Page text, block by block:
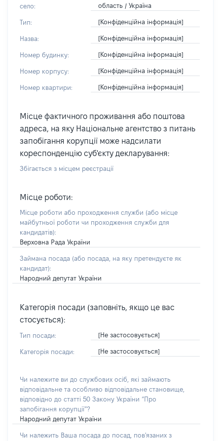
село:
область / Україна
Тип: [Конфіденційна інформація]
Назва: [Конфіденційна інформація]
Номер будинку: [Конфіденційна інформація]
Номер корпусу: [Конфіденційна інформація]
Номер квартири: [Конфіденційна інформація]
Місце фактичного проживання або поштова
адреса, на яку Національне агентство з питань
запобігання корупції може надсилати
кореспонденцію суб'єкту декларування:
Збігається з місцем реєстрації
Місце роботи:
Місце роботи або проходження служби (або місце
майбутньої роботи чи проходження служби для
кандидатів):
Верховна Рада України
Займана посада (або посада, на яку претендуєте як
кандидат):
Народний депутат України
Категорія посади (заповніть, якщо це вас
стосується):
Тип посади: [Не застосовується]
Категорія посади: [Не застосовується]
Чи належите ви до службових осіб, які займають
відповідальне та особливо відповідальне становище,
відповідно до статті 50 Закону України “Про
запобігання корупції”?
Народний депутат України
Чи належить Ваша посада до посад, пов'язаних з